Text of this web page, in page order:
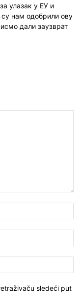
улазак у ЕУ и
нам одобрили ову
дали заузврат
sledeći put